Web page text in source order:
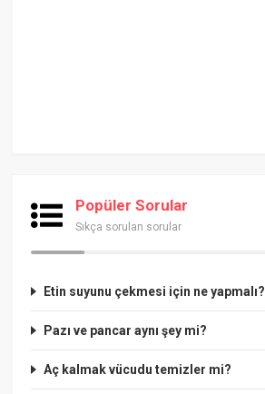
Popüler Sorular
Sıkça sorulan sorular
Etin suyunu çekmesi için ne yapmalı?
Pazı ve pancar aynı şey mi?
Aç kalmak vücudu temizler mi?